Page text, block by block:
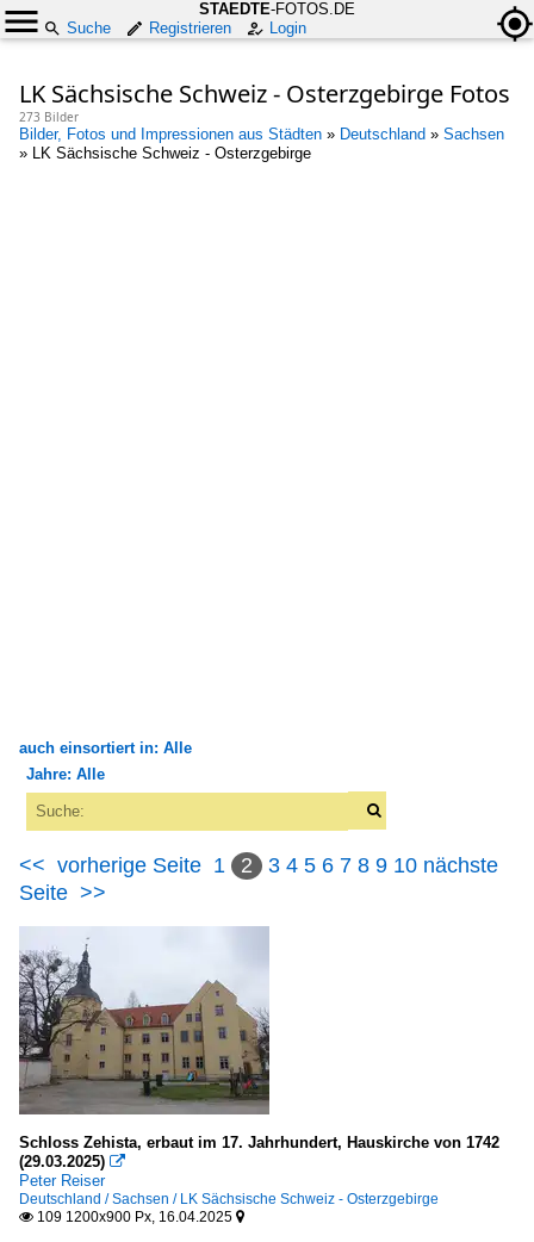
STAEDTE-FOTOS.DE
Suche
Registrieren Login
LK Sächsische Schweiz - Osterzgebirge Fotos
273 Bilder
Bilder, Fotos und Impressionen aus Städten » Deutschland » Sachsen
» LK Sächsische Schweiz - Osterzgebirge
auch einsortiert in: Alle
Alle Kategorien
Bauwerke
Fachwerkbauten
Deutschland
Festungen
Deutschland
Gast-, Wirtshäuser, Kneipen u Bars
Jahre: Alle
2000
2006
2007
2008
2009
2010
2011
2012
2013
<< vorherige Seite 1 2 3 4 5 6 7 8 9 10 nächste
Seite >>
Schloss Zehista, erbaut im 17. Jahrhundert, Hauskirche von 1742
(29.03.2025) 
Peter Reiser
Deutschland / Sachsen / LK Sächsische Schweiz - Osterzgebirge
 109 1200x900 Px, 16.04.2025 